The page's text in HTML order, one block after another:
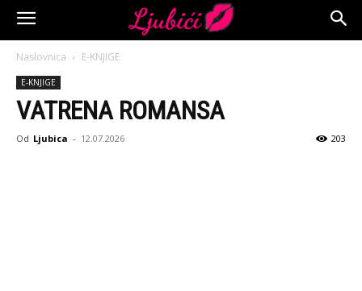
Naslovnica E-KNJIGE
E-KNJIGE
VATRENA ROMANSA
Od Ljubica - 12.07.2026 203